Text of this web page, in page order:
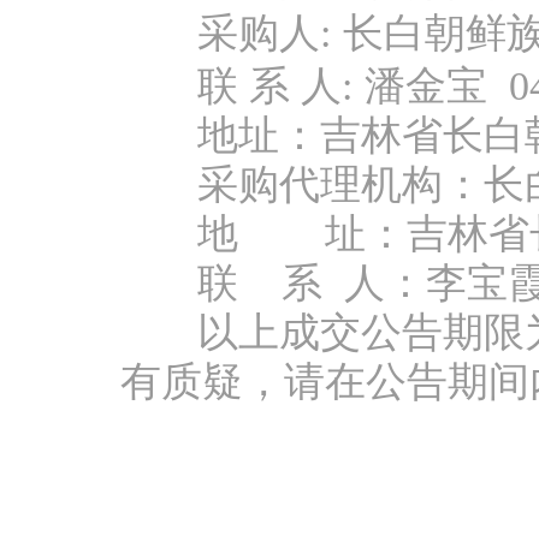
采购人 : 长白朝鲜
联 系 人 : 潘金宝
地址： 吉林省长白
采购代理机构： 长
地
址： 吉林
联
系 人： 李宝
以上成交公告期限
有质疑，请在公告期